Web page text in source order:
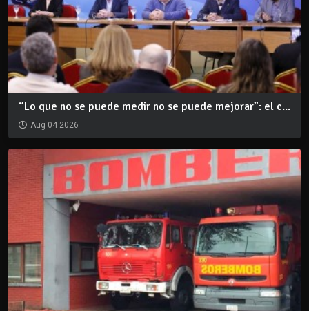
“Lo que no se puede medir no se puede mejorar”: el c...
Aug 04 2026